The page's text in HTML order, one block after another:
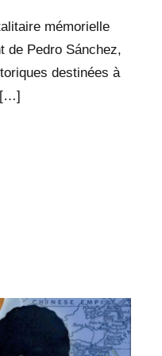
mémorielle
de Pedro Sánchez,
destinées à
[…]